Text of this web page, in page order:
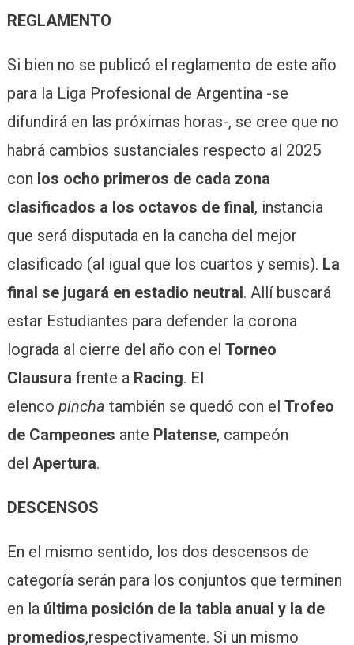
REGLAMENTO
Si bien no se publicó el reglamento de este año
para la Liga Profesional de Argentina -se
difundirá en las próximas horas-, se cree que no
habrá cambios sustanciales respecto al 2025
con los ocho primeros de cada zona
clasificados a los octavos de final, instancia
que será disputada en la cancha del mejor
clasificado (al igual que los cuartos y semis). La
final se jugará en estadio neutral. Allí buscará
estar Estudiantes para defender la corona
lograda al cierre del año con el Torneo
Clausura frente a Racing. El
elenco pincha también se quedó con el Trofeo
de Campeones ante Platense, campeón
del Apertura.
DESCENSOS
En el mismo sentido, los dos descensos de
categoría serán para los conjuntos que terminen
en la última posición de la tabla anual y la de
promedios,respectivamente. Si un mismo